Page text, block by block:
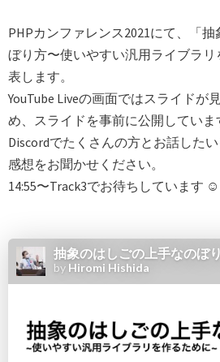
PHPカンファレンス2021にて、「
ぼり方〜使いやすい汎用ライブラ
表します。
YouTube Liveの画面ではスライドが
め、スライドを事前に公開していま
Discordでたくさんの方とお話した
感想をお聞かせください。
14:55〜Track3でお待ちしています ☺️